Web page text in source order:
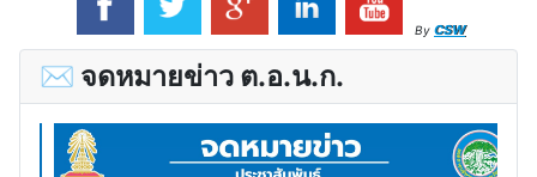
By CSW
✉ จดหมายข่าว ต.อ.น.ก.